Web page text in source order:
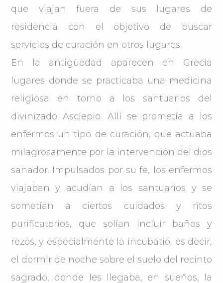
que viajan fuera de sus lugares de
residencia con el objetivo de buscar
servicios de curación en otros lugares.
En la antigüedad aparecen en Grecia
lugares donde se practicaba una medicina
religiosa en torno a los santuarios del
divinizado Asclepio. Allí se prometía a los
enfermos un tipo de curación, que actuaba
milagrosamente por la intervención del dios
sanador. Impulsados por su fe, los enfermos
viajaban y acudían a los santuarios y se
sometían a ciertos cuidados y ritos
purificatorios, que solían incluir baños y
rezos, y especialmente la incubatio, es decir,
el dormir de noche sobre el suelo del recinto
sagrado, donde les llegaba, en sueños, la